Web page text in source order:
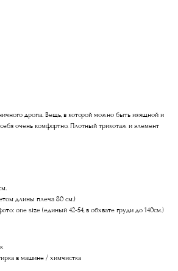
дропа. Вещь, в которой можно быть изящной и
очень комфортно. Плотный трикотаж и элемент
длины плеча 80 см.)
one size (единый 42-54, в обхвате груди до 140см.)
в машине / химчистка